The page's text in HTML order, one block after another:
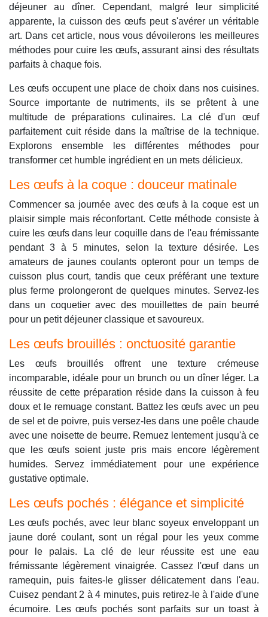
déjeuner au dîner. Cependant, malgré leur simplicité
apparente, la cuisson des œufs peut s'avérer un véritable
art. Dans cet article, nous vous dévoilerons les meilleures
méthodes pour cuire les œufs, assurant ainsi des résultats
parfaits à chaque fois.
Les œufs occupent une place de choix dans nos cuisines.
Source importante de nutriments, ils se prêtent à une
multitude de préparations culinaires. La clé d'un œuf
parfaitement cuit réside dans la maîtrise de la technique.
Explorons ensemble les différentes méthodes pour
transformer cet humble ingrédient en un mets délicieux.
Les œufs à la coque : douceur matinale
Commencer sa journée avec des œufs à la coque est un
plaisir simple mais réconfortant. Cette méthode consiste à
cuire les œufs dans leur coquille dans de l'eau frémissante
pendant 3 à 5 minutes, selon la texture désirée. Les
amateurs de jaunes coulants opteront pour un temps de
cuisson plus court, tandis que ceux préférant une texture
plus ferme prolongeront de quelques minutes. Servez-les
dans un coquetier avec des mouillettes de pain beurré
pour un petit déjeuner classique et savoureux.
Les œufs brouillés : onctuosité garantie
Les œufs brouillés offrent une texture crémeuse
incomparable, idéale pour un brunch ou un dîner léger. La
réussite de cette préparation réside dans la cuisson à feu
doux et le remuage constant. Battez les œufs avec un peu
de sel et de poivre, puis versez-les dans une poêle chaude
avec une noisette de beurre. Remuez lentement jusqu'à ce
que les œufs soient juste pris mais encore légèrement
humides. Servez immédiatement pour une expérience
gustative optimale.
Les œufs pochés : élégance et simplicité
Les œufs pochés, avec leur blanc soyeux enveloppant un
jaune doré coulant, sont un régal pour les yeux comme
pour le palais. La clé de leur réussite est une eau
frémissante légèrement vinaigrée. Cassez l'œuf dans un
ramequin, puis faites-le glisser délicatement dans l'eau.
Cuisez pendant 2 à 4 minutes, puis retirez-le à l'aide d'une
écumoire. Les œufs pochés sont parfaits sur un toast à